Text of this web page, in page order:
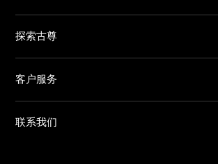
探索古尊
客户服务
联系我们